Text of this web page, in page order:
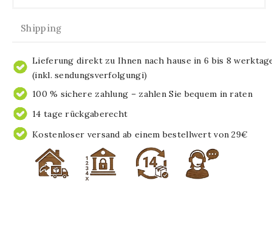
Shipping
Lieferung direkt zu Ihnen nach hause in 6 bis 8
(inkl. sendungsverfolgungi)
100 % sichere zahlung – zahlen Sie bequem in raten
14 tage rückgaberecht
Kostenloser versand ab einem bestellwert von 29€